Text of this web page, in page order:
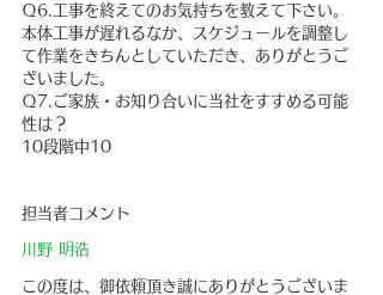
Ｑ6.工事を終えてのお気持ちを教えて下さい。
本体工事が遅れるなか、スケジュールを調整し
て作業をきちんとしていただき、ありがとうご
ざいました。
Ｑ7.ご家族・お知り合いに当社をすすめる可能
性は？
10段階中10
担当者コメント
川野 明浩
この度は、御依頼頂き誠にありがとうございま